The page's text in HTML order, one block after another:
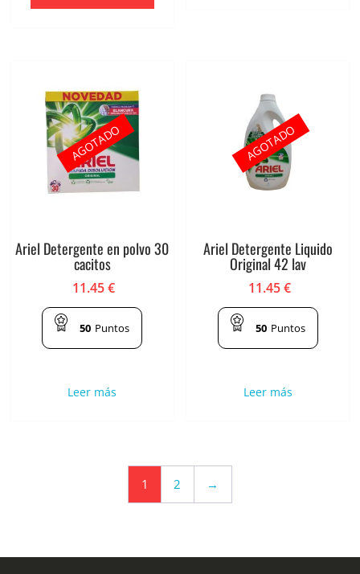
Ariel Detergente en polvo 30
cacitos
11.45€
50 Puntos
Leer más
AGOTADO
Ariel Detergente Liquido
Original 42 lav
11.45€
50 Puntos
Leer más
AGOTADO
1 2 →